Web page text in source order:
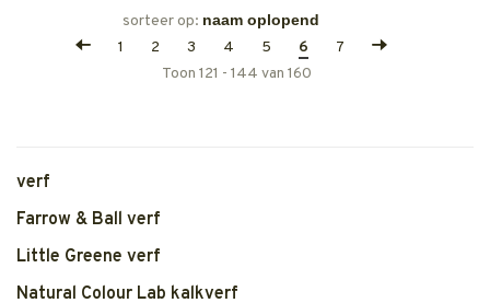
sorteer op:
1
2 3 4 5 6
7
Toon 121 - 144 van 160
verf
Farrow & Ball verf
Little Greene verf
Natural Colour Lab kalkverf